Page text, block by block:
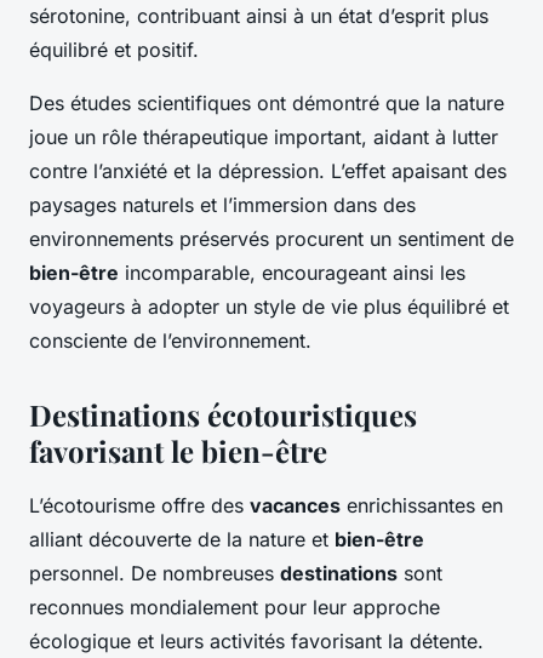
sérotonine, contribuant ainsi à un état d’esprit plus
équilibré et positif.
Des études scientifiques ont démontré que la nature
joue un rôle thérapeutique important, aidant à lutter
contre l’anxiété et la dépression. L’effet apaisant des
paysages naturels et l’immersion dans des
environnements préservés procurent un sentiment de
bien-être incomparable, encourageant ainsi les
voyageurs à adopter un style de vie plus équilibré et
consciente de l’environnement.
Destinations écotouristiques
favorisant le bien-être
L’écotourisme offre des vacances enrichissantes en
alliant découverte de la nature et bien-être
personnel. De nombreuses destinations sont
reconnues mondialement pour leur approche
écologique et leurs activités favorisant la détente.